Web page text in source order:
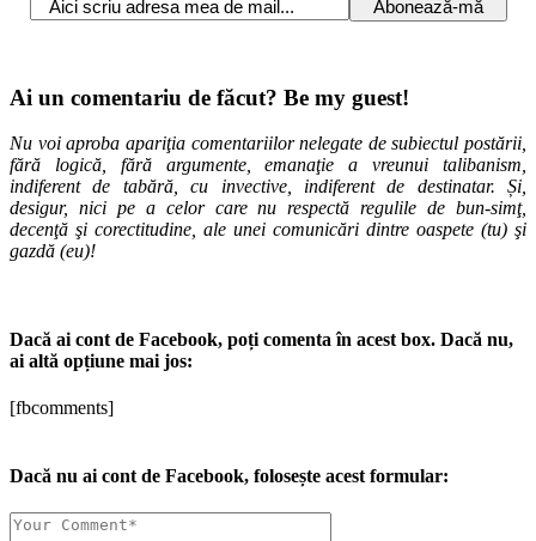
Ai un comentariu de făcut? Be my guest!
Nu voi aproba apariţia comentariilor nelegate de subiectul postării,
fără logică, fără argumente, emanaţie a vreunui talibanism,
indiferent de tabără, cu invective, indiferent de destinatar. Și,
desigur, nici pe a celor care nu respectă regulile de bun-simţ,
decenţă şi corectitudine, ale unei comunicări dintre oaspete (tu) şi
gazdă (eu)!
Dacă ai cont de Facebook, poți comenta în acest box. Dacă nu,
ai altă opțiune mai jos:
[fbcomments]
Dacă nu ai cont de Facebook, folosește acest formular: